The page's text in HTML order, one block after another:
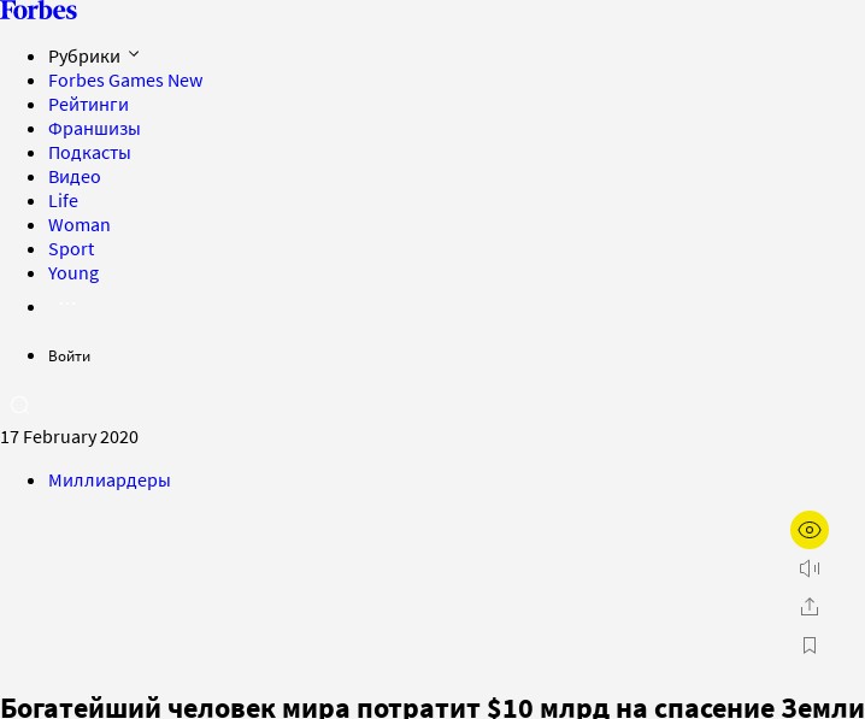
Рубрики
Forbes Games New
Рейтинги
Франшизы
Подкасты
Видео
Life
Woman
Sport
Young
Войти
17 February 2020
Миллиардеры
Богатейший человек мира потратит $10 млрд на спасение Земли